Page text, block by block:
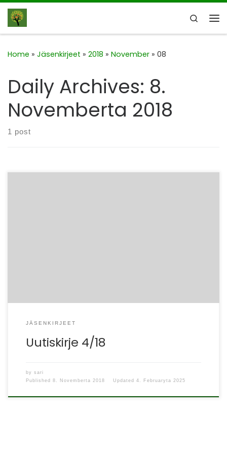
Skip to content
Search
Home » Jäsenkirjeet » 2018 » November » 08
Daily Archives: 8.
Novemberta 2018
1 post
JÄSENKIRJEET
Uutiskirje 4/18
by sari
Published 8. Novemberta 2018 Updated 4. Februaryta 2025